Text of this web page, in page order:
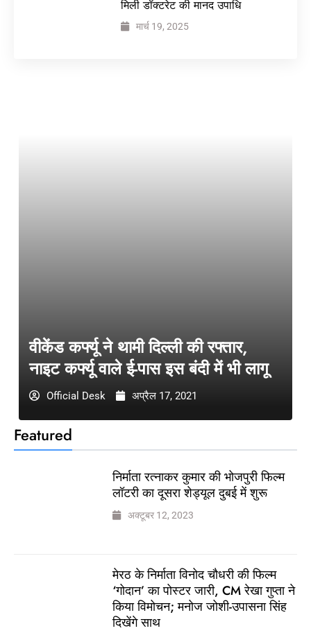
मिली डॉक्टरेट की मानद उपाधि
मार्च 19, 2025
Featured
निर्माता रत्नाकर कुमार की भोजपुरी फिल्म
लॉटरी का दूसरा शेड्यूल दुबई में शुरू
अक्टूबर 12, 2023
मेरठ के निर्माता विनोद चौधरी की फिल्म
‘गोदान’ का पोस्टर जारी, CM रेखा गुप्ता ने
किया विमोचन; मनोज जोशी-उपासना सिंह
दिखेंगे साथ
वीकेंड कर्फ्यू ने थामी दिल्ली की रफ्तार,
नाइट कर्फ्यू वाले ई-पास इस बंदी में भी लागू
Official Desk अप्रैल 17, 2021